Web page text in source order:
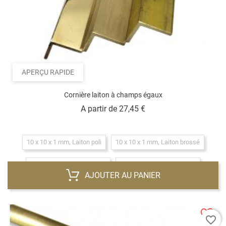
APERÇU RAPIDE
Cornière laiton à champs égaux
A partir de 27,45 €Prix
10 x 10 x 1 mm, Laiton poli 10 x 10 x 1 mm, Laiton brossé
20 x 20 x 2 mm, Laiton poli 20 x 20 x 2 mm, Laiton brossé
AJOUTER AU PANIER
favorite_border